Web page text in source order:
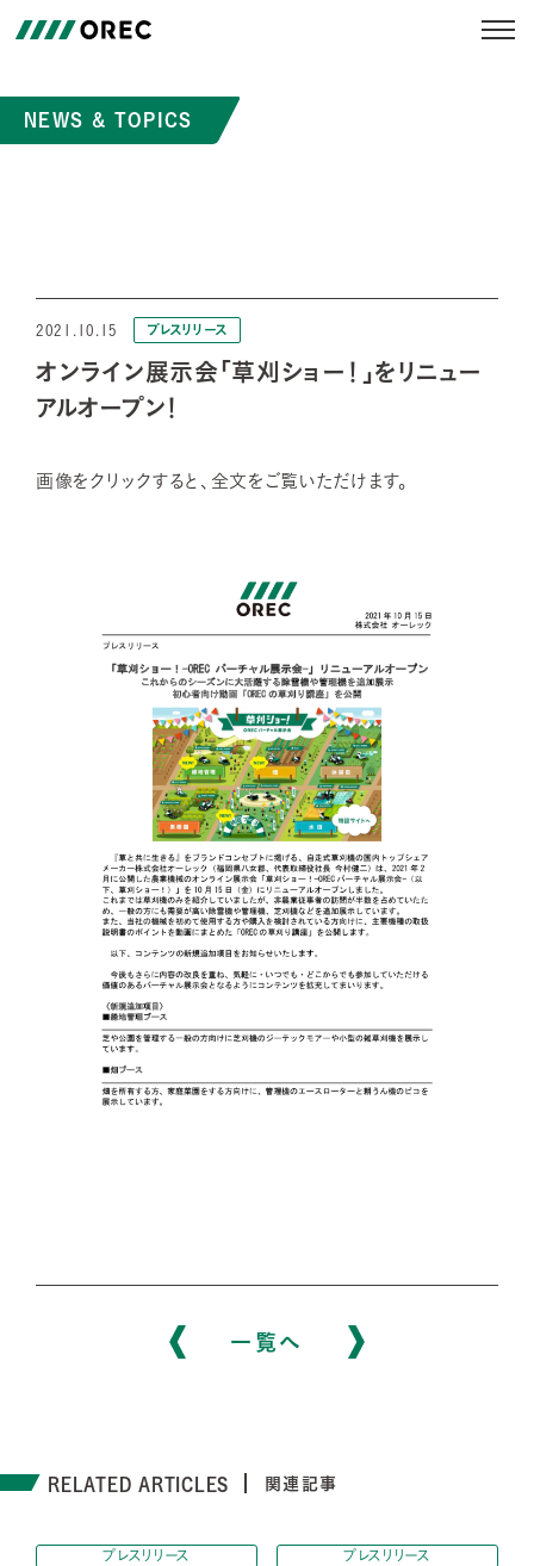
NEWS & TOPICS
2021.10.15 プレスリリース
オンライン展示会「草刈ショー！」をリニュー
アルオープン！
画像をクリックすると、全文をご覧いただけます。
一覧へ
RELATED ARTICLES 関連記事
プレスリリース プレスリリース